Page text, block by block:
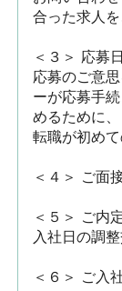
合った求人
＜３＞ 応募
応募のご意
ーが応募手
めるために
転職が初めて
＜４＞ ご面
＜５＞ ご内
入社日の調
＜６＞ ご入